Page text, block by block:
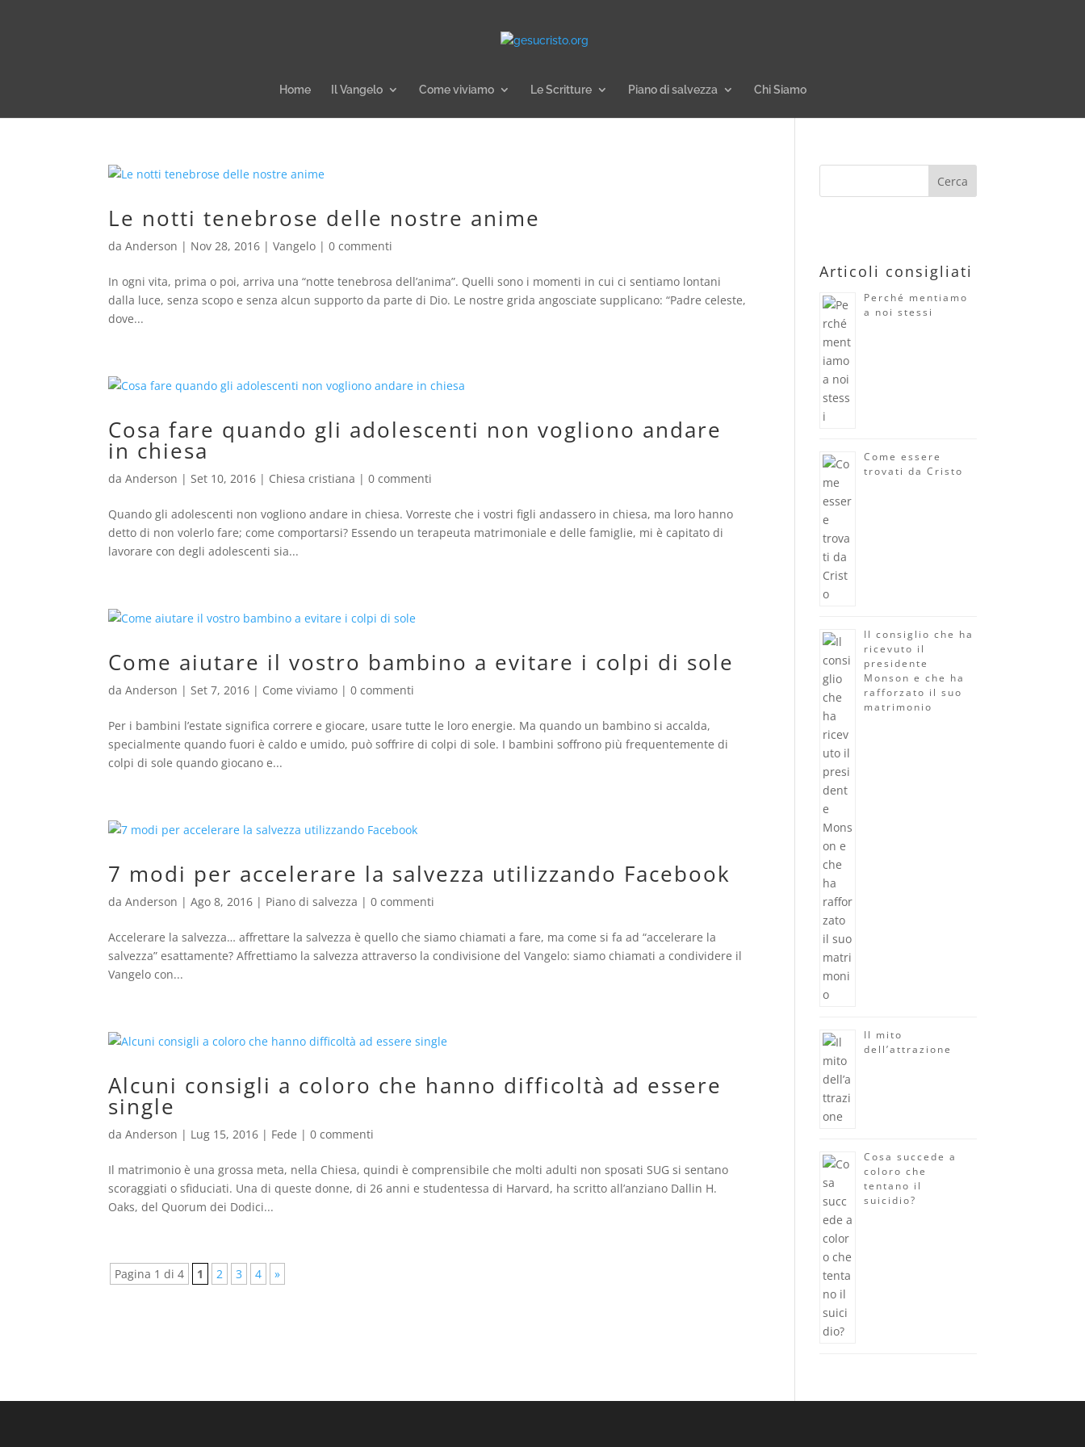
Home Il Vangelo Come viviamo Le Scritture Piano di salvezza Chi Siamo
Le notti tenebrose delle nostre anime
daAnderson | Nov 28, 2016 |Vangelo |0 commenti
In ogni vita, prima o poi, arriva una “notte tenebrosa dell’anima”. Quelli sono i momenti in cui ci sentiamo lontani
dalla luce, senza scopo e senza alcun supporto da parte di Dio. Le nostre grida angosciate supplicano: “Padre celeste,
dove...
Cosa fare quando gli adolescenti non vogliono andare
in chiesa
daAnderson |Set 10, 2016 | Chiesa cristiana |0 commenti
Quando gli adolescenti non vogliono andare in chiesa. Vorreste che i vostri figli andassero in chiesa, ma loro hanno
detto di non volerlo fare; come comportarsi? Essendo un terapeuta matrimoniale e delle famiglie, mi è capitato di
lavorare con degli adolescenti sia...
Come aiutare il vostro bambino a evitare i colpi di sole
daAnderson |Set 7, 2016 | Come viviamo |0 commenti
Per i bambini l’estate significa correre e giocare, usare tutte le loro energie. Ma quando un bambino si accalda,
specialmente quando fuori è caldo e umido, può soffrire di colpi di sole. I bambini soffrono più frequentemente di
colpi di sole quando giocano e...
7 modi per accelerare la salvezza utilizzando Facebook
daAnderson |Ago 8, 2016 | Piano di salvezza |0 commenti
Accelerare la salvezza… affrettare la salvezza è quello che siamo chiamati a fare, ma come si fa ad “accelerare la
salvezza” esattamente? Affrettiamo la salvezza attraverso la condivisione del Vangelo: siamo chiamati a condividere il
Vangelo con...
Alcuni consigli a coloro che hanno difficoltà ad essere
single
daAnderson | Lug 15, 2016 | Fede |0 commenti
Il matrimonio è una grossa meta, nella Chiesa, quindi è comprensibile che molti adulti non sposati SUG si sentano
scoraggiati o sfiduciati. Una di queste donne, di 26 anni e studentessa di Harvard, ha scritto all’anziano Dallin H.
Oaks, del Quorum dei Dodici...
Pagina 1 di 4 1 2 3 4 »
Articoli consigliati
Perché mentiamo
a noi stessi
Come essere
trovati da Cristo
Il consiglio che ha
ricevuto il
presidente
Monson e che ha
rafforzato il suo
matrimonio
Il mito
dell’attrazione
Cosa succede a
coloro che
tentano il
suicidio?